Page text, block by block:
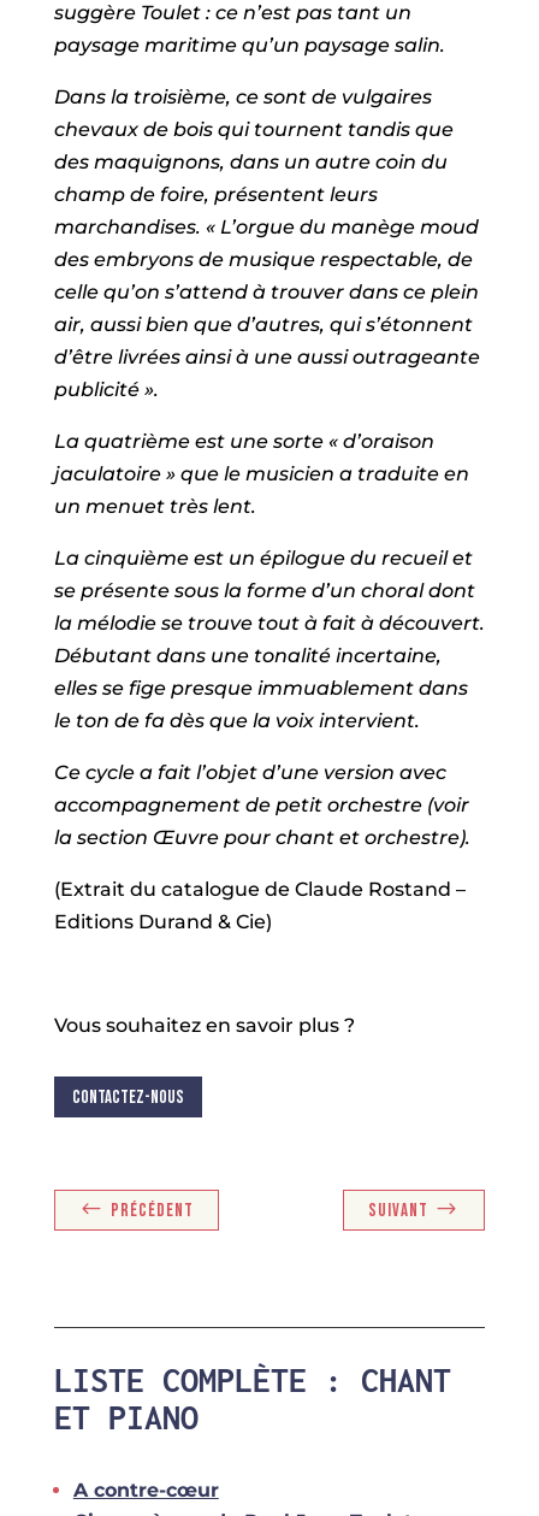
suggère Toulet : ce n’est pas tant un
paysage maritime qu’un paysage salin.
Dans la troisième, ce sont de vulgaires
chevaux de bois qui tournent tandis que
des maquignons, dans un autre coin du
champ de foire, présentent leurs
marchandises. « L’orgue du manège moud
des embryons de musique respectable, de
celle qu’on s’attend à trouver dans ce plein
air, aussi bien que d’autres, qui s’étonnent
d’être livrées ainsi à une aussi outrageante
publicité ».
La quatrième est une sorte « d’oraison
jaculatoire » que le musicien a traduite en
un menuet très lent.
La cinquième est un épilogue du recueil et
se présente sous la forme d’un choral dont
la mélodie se trouve tout à fait à découvert.
Débutant dans une tonalité incertaine,
elles se fige presque immuablement dans
le ton de fa dès que la voix intervient.
Ce cycle a fait l’objet d’une version avec
accompagnement de petit orchestre (voir
la section Œuvre pour chant et orchestre).
(Extrait du catalogue de Claude Rostand –
Editions Durand & Cie)
Vous souhaitez en savoir plus ?
Contactez-nous
PRÉCÉDENT SUIVANT
LISTE COMPLÈTE : CHANT
ET PIANO
A contre-cœur